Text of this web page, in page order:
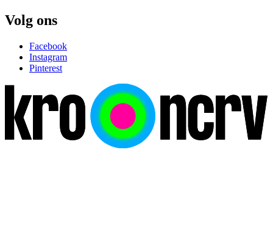
Volg ons
Facebook
Instagram
Pinterest